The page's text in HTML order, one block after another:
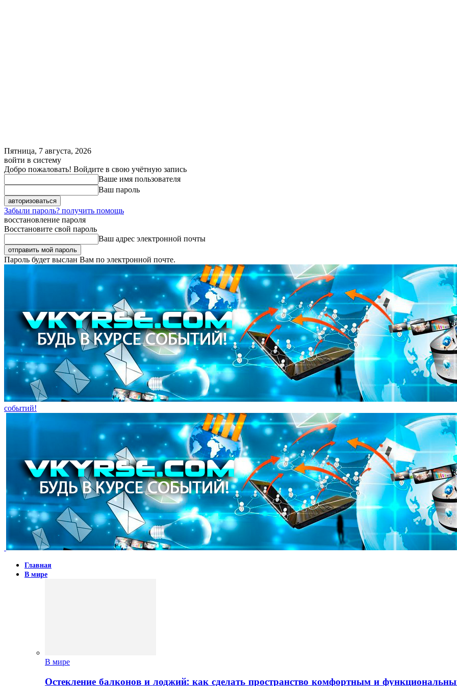
Пятница, 7 августа, 2026
войти в систему
Добро пожаловать! Войдите в свою учётную запись
Ваше имя пользователя
Ваш пароль
Забыли пароль? получить помощь
восстановление пароля
Восстановите свой пароль
Ваш адрес электронной почты
Пароль будет выслан Вам по электронной почте.
событий!
Главная
В мире
В мире
Остекление балконов и лоджий: как сделать пространство комфортным и